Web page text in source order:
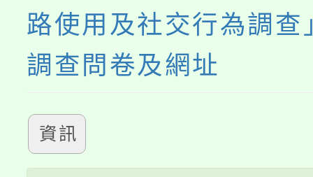
路使用及社交行為調查
調查問卷及網址
資訊